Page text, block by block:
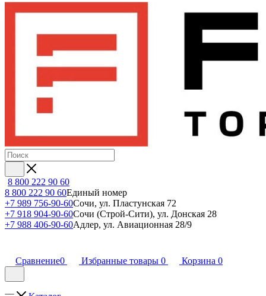
8 800 222 90 60
8 800 222 90 60Единый номер
+7 989 756-90-60Сочи, ул. Пластунская 72
+7 918 904-90-60Сочи (Строй-Сити), ул. Донская 28
+7 988 406-90-60Адлер, ул. Авиационная 28/9
Сравнение0 Избранные товары 0 Корзина 0